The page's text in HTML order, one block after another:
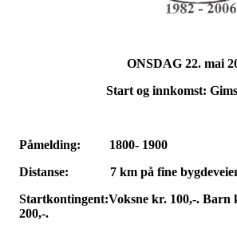
ONSDAG 22. mai
Start og innkomst:
Påmelding: 1800- 1900
Distanse: 7 km på fine
Startkontingent:Voksne kr. 100,-. Barn
200,-.